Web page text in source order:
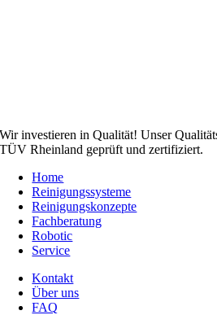
Wir investieren in Qualität! Unser
TÜV Rheinland geprüft und zertifiziert.
Home
Reinigungssysteme
Reinigungskonzepte
Fachberatung
Robotic
Service
Kontakt
Über uns
FAQ